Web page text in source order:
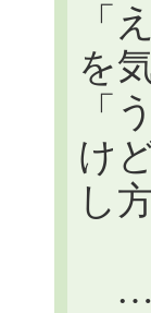
「
を
「
け
し